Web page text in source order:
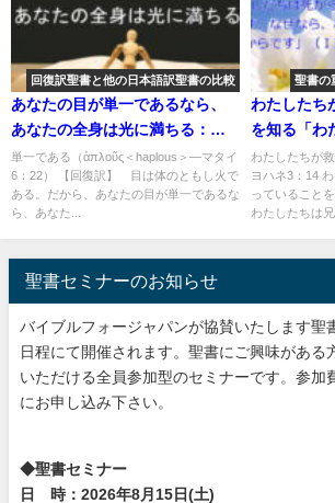
回復訳聖書と他の日本語訳聖書の比較
あなたの目が単一であるなら、
あなたの全身は光に満ちる：回
復訳聖書と他の日本語訳との比
較(49)
単一である（ἁπλοῦς＜haplous＞―マタイ
6：22） 【回復訳】 目は体のともし火で
ある。だから、あなたの目が単一であるな
ら、あなた...
聖書の
わたしたち
を知る「わ
へと移って
ます。なぜ
兄弟たちを
の確信】(
わたしたちが
ヨハネ3：14
っていること
わたしたちは
聖書セミナーのお知らせ
バイブルフォージャパンが協賛いたします聖
日程にて開催されます。聖書にご興味がある
いただける全員参加型のセミナーです。参加
にお申し込み下さい。
◆聖書セミナー
日 時：2026年8月15日(土)